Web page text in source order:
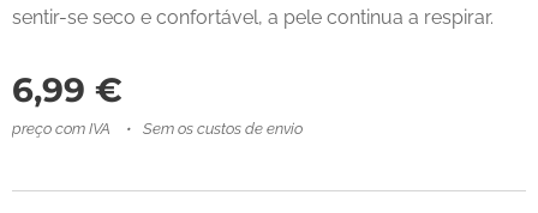
sentir-se seco e confortável, a pele continua a respirar.
6,99 €
preço com IVA Sem os custos de envio